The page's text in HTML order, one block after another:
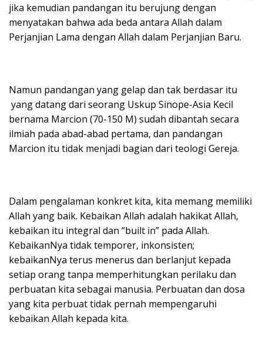
jika kemudian pandangan itu berujung dengan
menyatakan bahwa ada beda antara Allah dalam
Perjanjian Lama dengan Allah dalam Perjanjian Baru.
Namun pandangan yang gelap dan tak berdasar itu
yang datang dari seorang Uskup Sinope-Asia Kecil
bernama Marcion (70-150 M) sudah dibantah secara
ilmiah pada abad-abad pertama, dan pandangan
Marcion itu tidak menjadi bagian dari teologi Gereja.
Dalam pengalaman konkret kita, kita memang memiliki
Allah yang baik. Kebaikan Allah adalah hakikat Allah,
kebaikan itu integral dan “built in” pada Allah.
KebaikanNya tidak temporer, inkonsisten;
kebaikanNya terus menerus dan berlanjut kepada
setiap orang tanpa memperhitungkan perilaku dan
perbuatan kita sebagai manusia. Perbuatan dan dosa
yang kita perbuat tidak pernah mempengaruhi
kebaikan Allah kepada kita.